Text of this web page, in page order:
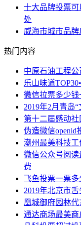
十大品牌投票
处
威海市城市品
热门内容
中原石油工程
乐山味道
微信拉票多少钱
2019年2月青岛
第十二届感动
伪造微信openid
潮州最美科技
微信公众号阅
费
飞鱼投票一票
2019年北京市
凰城御府园林
通达商场最美商